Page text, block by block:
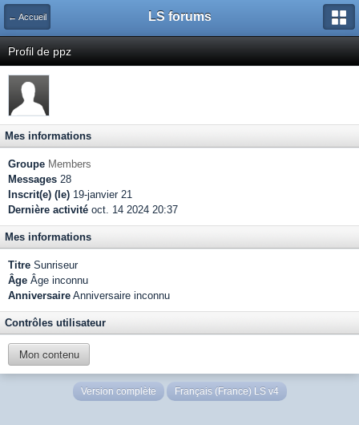
← Accueil LS forums
Profil de ppz
Mes informations
Groupe Members
Messages 28
Inscrit(e) (le) 19-janvier 21
Dernière activité oct. 14 2024 20:37
Mes informations
Titre Sunriseur
Âge Âge inconnu
Anniversaire Anniversaire inconnu
Contrôles utilisateur
Mon contenu
Version complète Français (France) LS v4